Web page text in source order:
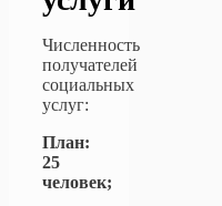
Численность
получателей
социальных
услуг:
План:
25
человек;